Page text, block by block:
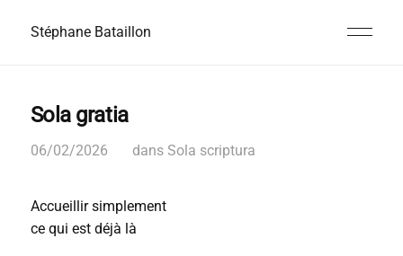
Stéphane Bataillon
Sola gratia
06/02/2026 dans Sola scriptura
Accueillir simplement
ce qui est déjà là